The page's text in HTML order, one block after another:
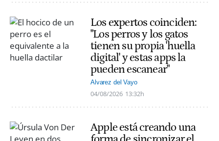
Los expertos coinciden:
"Los perros y los gatos
tienen su propia 'huella
digital' y estas apps la
pueden escanear"
Alvarez del Vayo
04/08/2026 13:32h
Apple está creando una